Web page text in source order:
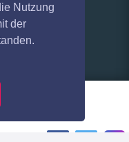
Nutzung
der
Kartenrückgabe